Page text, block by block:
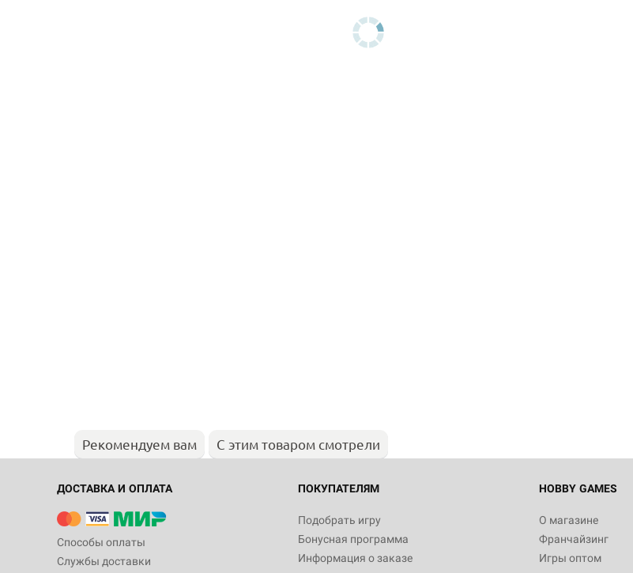
Рекомендуем вам С этим товаром смотрели
ДОСТАВКА И ОПЛАТА
Способы оплаты
Службы доставки
ПОКУПАТЕЛЯМ
Подобрать игру
Бонусная программа
Информация о заказе
HOBBY GAMES
О магазине
Франчайзинг
Игры оптом